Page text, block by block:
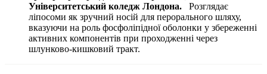
Університетський коледж Лондона.
Розглядає
ліпосоми як зручний носій для перорального шляху,
вказуючи на роль фосфоліпідної оболонки у збереженні
активних компонентів при проходженні через
шлунково-кишковий тракт.